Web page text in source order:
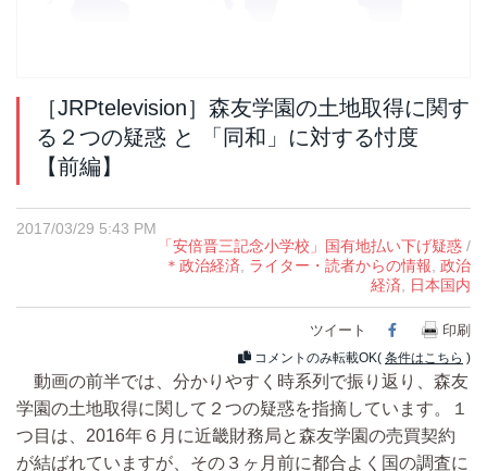
［JRPtelevision］森友学園の土地取得に関す
る２つの疑惑 と 「同和」に対する忖度
【前編】
2017/03/29 5:43 PM
「安倍晋三記念小学校」国有地払い下げ疑惑 /
＊政治経済
ライター・読者からの情報 政治
経済
日本国内
ツイート Facebook
印刷
コメントのみ転載OK( 条件はこちら )
動画の前半では、分かりやすく時系列で振り返り、森友
学園の土地取得に関して２つの疑惑を指摘しています。１
つ目は、2016年６月に近畿財務局と森友学園の売買契約
が結ばれていますが、その３ヶ月前に都合よく国の調査に